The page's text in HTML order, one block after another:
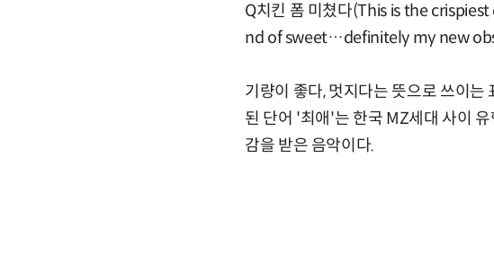
Q치킨 폼 미쳤다(This is the
nd of sweet…definitely my new
기량이 좋다, 멋지다는 뜻으로 쓰이
된 단어 '최애'는 한국 MZ세대 사이
감을 받은 음악이다.